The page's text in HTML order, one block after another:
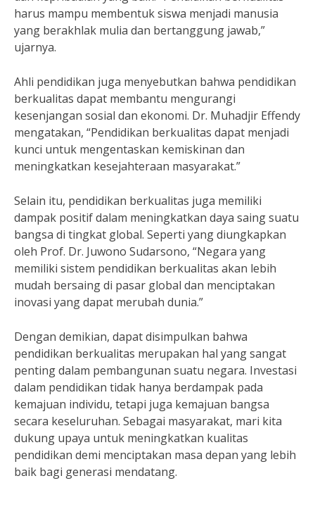
harus mampu membentuk siswa menjadi manusia
yang berakhlak mulia dan bertanggung jawab,”
ujarnya.
Ahli pendidikan juga menyebutkan bahwa pendidikan
berkualitas dapat membantu mengurangi
kesenjangan sosial dan ekonomi. Dr. Muhadjir Effendy
mengatakan, “Pendidikan berkualitas dapat menjadi
kunci untuk mengentaskan kemiskinan dan
meningkatkan kesejahteraan masyarakat.”
Selain itu, pendidikan berkualitas juga memiliki
dampak positif dalam meningkatkan daya saing suatu
bangsa di tingkat global. Seperti yang diungkapkan
oleh Prof. Dr. Juwono Sudarsono, “Negara yang
memiliki sistem pendidikan berkualitas akan lebih
mudah bersaing di pasar global dan menciptakan
inovasi yang dapat merubah dunia.”
Dengan demikian, dapat disimpulkan bahwa
pendidikan berkualitas merupakan hal yang sangat
penting dalam pembangunan suatu negara. Investasi
dalam pendidikan tidak hanya berdampak pada
kemajuan individu, tetapi juga kemajuan bangsa
secara keseluruhan. Sebagai masyarakat, mari kita
dukung upaya untuk meningkatkan kualitas
pendidikan demi menciptakan masa depan yang lebih
baik bagi generasi mendatang.